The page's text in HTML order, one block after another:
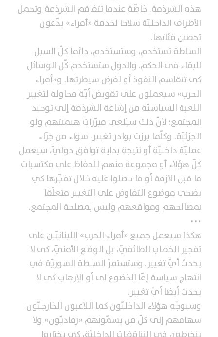
هذه الشرذمة. خاصّة عندما تتفاقم الشرذمة وتحمل
الأطراف الداخليّة سلاحا لخدمة «أمراء» يدّعون
تحصين فئاتها.
السلطة تستخدم، وستستخدم، دائما كلّ السبل
للبقاء فى الحكم. والدول ستستخدم كّل الوسائل
كى تتقاسم النفوذ أو لفرض سيطرتها. و«أمراء
الحرب» سيعملون على تقويض أيّة محاولة لتغيير
اللعبة السياسيّة من إشاعة الشرذمة إلى توحيد
المجتمع؛ لأنّ ذلك سيُلغى مبرّرات هيمنتهم ولو
الجزئيّة. وكلّما برزت بوادر تغيير، سواء من جرّاء
عمليّة داخليّة أو نتيجة بداية توافق دوليّ، سيعمل
كلّ هؤلاء أو مجموعة منهم للحفاظ على مكتسبات
ما قبل الأزمة أو ما حصلوا عليه خلال تفجّرها كي
يضحى موضوع التفاوض على التغيير متعلّقا
بمصالحهم ومواقعهم وليس بمصلحة المجتمع.
•••
هكذا سيعمل جميع «أمراء الحرب» اللبنانيّين على
تفجير الخطاب الطائفيّ، بل الوضع الأمنيّ، كى لا
يحدث أيّ تغيير. وستستمرّ السلطة السوريّة في
انتهاج سياسة إمّا الخضوع لى أو الإرهاب كى لا
يحدث أيضا أيّ تغيير.
وسيوجّه هؤلاء الداخليّون كما اللاعبون الخارجيّون
سهامهم إلى كلّ من يسمّونهم «رماديّون» ولا